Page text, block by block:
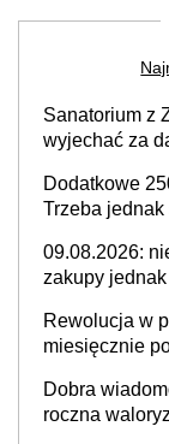
Sanatorium z
wyjechać za
Dodatkowe
Trzeba jednak
09.08.2026:
zakupy
Rewolucja w
miesięcznie
Dobra
roczna